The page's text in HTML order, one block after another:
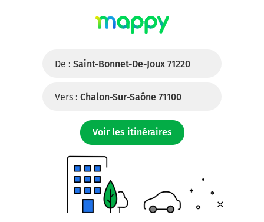
De : Saint-Bonnet-De-Joux 71220
Vers : Chalon-Sur-Saône 71100
Voir les itinéraires